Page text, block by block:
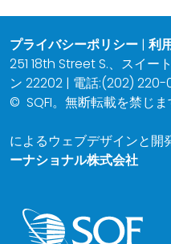
プライバシーポリシー | 利
251 18th Street S.、スイー
ン 22202 | 電話:(202) 220-
© SQFI。無断転載を禁じま
によるウェブデザインと開
ーナショナル株式会社